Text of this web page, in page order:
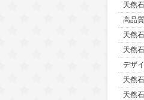
天然
高品
天然
天然
デザ
天然
天然